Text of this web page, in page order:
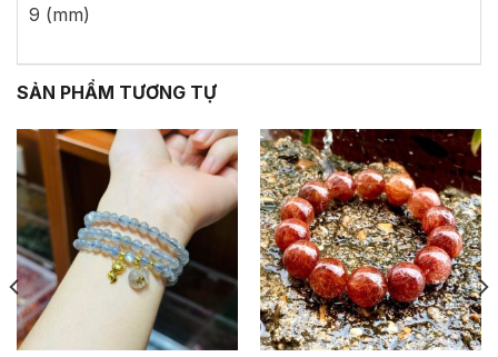
9 (mm)
SẢN PHẨM TƯƠNG TỰ